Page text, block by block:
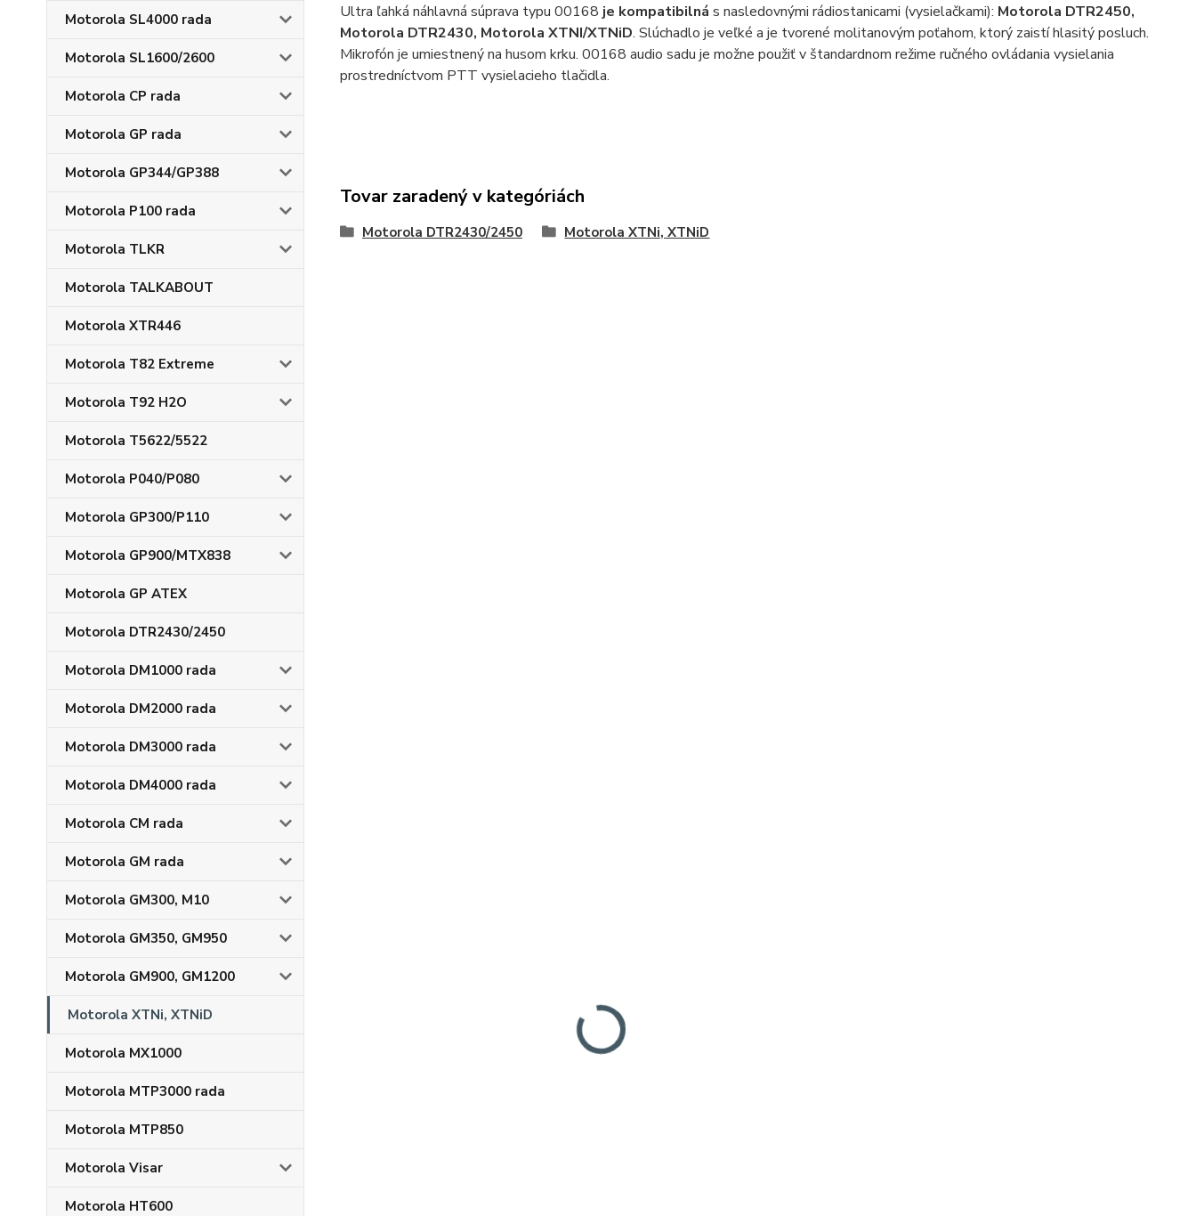
Motorola SL4000 rada
Motorola SL1600/2600
Motorola CP rada
Motorola GP rada
Motorola GP344/GP388
Motorola P100 rada
Motorola TLKR
Motorola TALKABOUT
Motorola XTR446
Motorola T82 Extreme
Motorola T92 H2O
Motorola T5622/5522
Motorola P040/P080
Motorola GP300/P110
Motorola GP900/MTX838
Motorola GP ATEX
Motorola DTR2430/2450
Motorola DM1000 rada
Motorola DM2000 rada
Motorola DM3000 rada
Motorola DM4000 rada
Motorola CM rada
Motorola GM rada
Motorola GM300, M10
Motorola GM350, GM950
Motorola GM900, GM1200
Motorola XTNi, XTNiD
Motorola MX1000
Motorola MTP3000 rada
Motorola MTP850
Motorola Visar
Motorola HT600
Ultra ľahká náhlavná súprava typu 00168 je kompatibilná s nasledovnými rádiostanicami (vysielačkami): Motorola DTR2450,
Motorola DTR2430, Motorola XTNI/XTNiD. Slúchadlo je veľké a je tvorené molitanovým poťahom, ktorý zaistí hlasitý posluch.
Mikrofón je umiestnený na husom krku. 00168 audio sadu je možne použiť v štandardnom režime ručného ovládania vysielania
prostredníctvom PTT vysielacieho tlačidla.
Tovar zaradený v kategóriách
Motorola DTR2430/2450 Motorola XTNi, XTNiD